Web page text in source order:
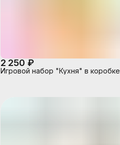
2 250 ₽
Игровой набор "Кухня" в коробке